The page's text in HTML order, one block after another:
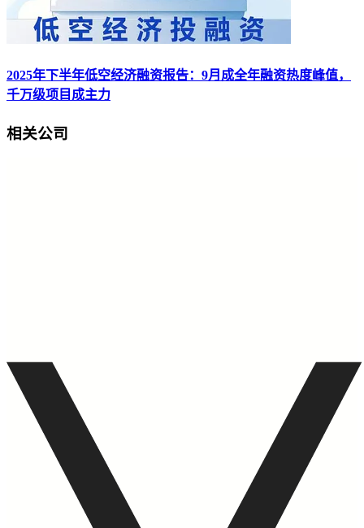
2025年下半年低空经济融资报告：9月成全年融资热度峰值，
千万级项目成主力
相关公司